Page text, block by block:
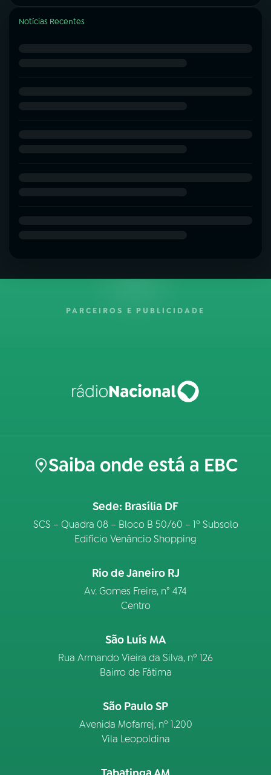
Notícias Recentes
PARCEIROS E PUBLICIDADE
Saiba onde está a EBC
Sede: Brasília DF
SCS – Quadra 08 – Bloco B 50/60 – 1º Subsolo
Edifício Venâncio Shopping
Rio de Janeiro RJ
Av. Gomes Freire, n° 474
Centro
São Luís MA
Rua Armando Vieira da Silva, nº 126
Bairro de Fátima
São Paulo SP
Avenida Mofarrej, nº 1.200
Vila Leopoldina